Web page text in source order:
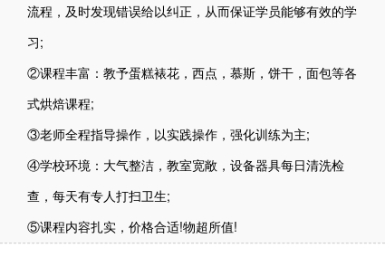
流程，及时发现错误给以纠正，从而保证学员能够有效的学
习;
②课程丰富：教予蛋糕裱花，西点，慕斯，饼干，面包等各
式烘焙课程;
③老师全程指导操作，以实践操作，强化训练为主;
④学校环境：大气整洁，教室宽敞，设备器具每日清洗检
查，每天有专人打扫卫生;
⑤课程内容扎实，价格合适!物超所值!